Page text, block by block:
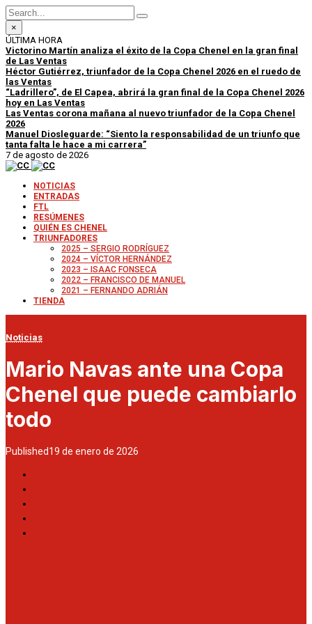
×
ÚLTIMA HORA
Victorino Martín analiza el éxito de la Copa Chenel en la gran final
de Las Ventas
Héctor Gutiérrez, triunfador de la Copa Chenel 2026 en el ruedo de
las Ventas
“Ladrillero”, de El Capea, abrirá la gran final de la Copa Chenel 2026
hoy en Las Ventas
Las Ventas corona mañana al nuevo triunfador de la Copa Chenel
2026
Manuel Diosleguarde: “Siento la responsabilidad de un triunfo que
tanta falta le hace a mi carrera”
7 de agosto de 2026
NOTICIAS
ENTRADAS
FTL
RESÚMENES
QUIÉN ES CHENEL
TRIUNFADORES
2025 – SERGIO RODRÍGUEZ
2024 – VÍCTOR HERNÁNDEZ
2023 – ISAAC FONSECA
2022 – FRANCISCO DE MANUEL
2021 – FERNANDO ADRIÁN
TIENDA
Noticias
Mario Navas ante una Copa
Chenel que puede cambiarlo
todo
Published19 de enero de 2026